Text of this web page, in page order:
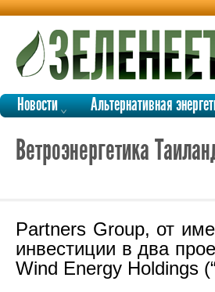
Новости Альтернативная
Ветроэнергетика
Partners Group, от
инвестиции в два
Wind Energy Holdings